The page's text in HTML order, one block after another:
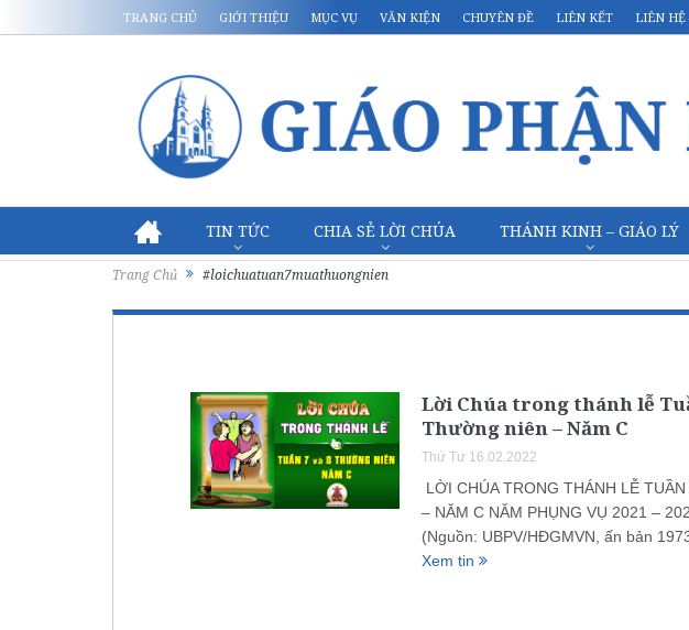
TRANG CHỦ GIỚI THIỆU MỤC VỤ VĂN KIỆN CHUYÊN ĐỀ LIÊN KẾT LIÊN
TIN TỨC CHIA SẺ LỜI CHÚA THÁNH KINH – GIÁO LÝ
Trang Chủ #loichuatuan7muathuongnien
Lời Chúa trong thánh lễ
Thường niên – Năm C
Thứ Tư 16.02.2022
LỜI CHÚA TRONG THÁNH LỄ
– NĂM C NĂM PHỤNG VỤ 2021 –
(Nguồn: UBPV/HĐGMVN, ấn bản
Xem tin